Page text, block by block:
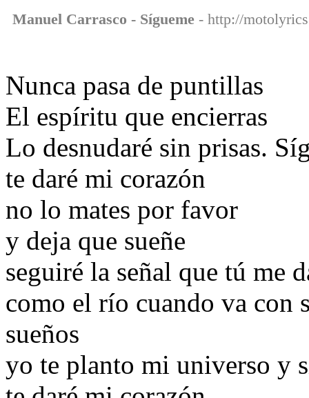
Manuel Carrasco - Sígueme - http://
Nunca pasa de puntillas
El espíritu que encierras
Lo desnudaré sin prisas.
te daré mi corazón
no lo mates por favor
y deja que sueñe
seguiré la señal que tú me
como el río cuando va con
sueños
yo te planto mi universo y